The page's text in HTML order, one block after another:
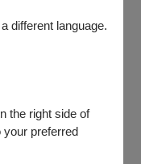
different language.
the right side of
your preferred
芭蕾舞者從課堂走向